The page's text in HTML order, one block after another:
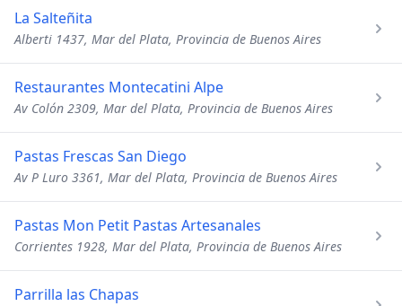
La Salteñita
Alberti 1437, Mar del Plata, Provincia de Buenos Aires
Restaurantes Montecatini Alpe
Av Colón 2309, Mar del Plata, Provincia de Buenos Aires
Pastas Frescas San Diego
Av P Luro 3361, Mar del Plata, Provincia de Buenos Aires
Pastas Mon Petit Pastas Artesanales
Corrientes 1928, Mar del Plata, Provincia de Buenos Aires
Parrilla las Chapas